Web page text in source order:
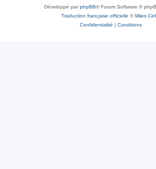
Développé parphpBB® Forum Software ©
Traduction française officielle ©Miles
Confidentialité | Conditions